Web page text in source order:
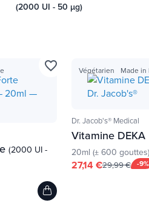
(2000 UI - 50 µg)
(2000 UI -
favorite_border Végétarien Made in
Dr. Jacob's® Medical
Vitamine DEKA
20ml (± 600 gouttes)
-9%
27,14 €29,99 €